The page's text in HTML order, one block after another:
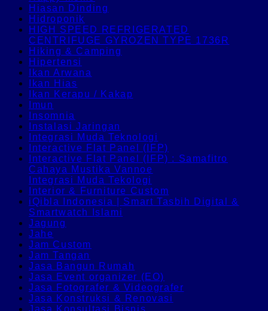
Hiasan Dinding
Hidroponik
HIGH SPEED REFRIGERATED
CENTRIFUGE GYROZEN TYPE 1736R
Hiking & Camping
Hipertensi
Ikan Arwana
Ikan Hias
Ikan Kerapu / Kakap
Imun
Insomnia
Instalasi Jaringan
Integrasi Muda Teknologi
Interactive Flat Panel (IFP)
Interactive Flat Panel (IFP) : Samafitro
Cahaya Mustika Vannoe
Integrasi Muda Tekologi
Interior & Furniture Custom
iQibla Indonesia | Smart Tasbih Digital &
Smartwatch Islami
Jagung
Jahe
Jam Custom
Jam Tangan
Jasa Bangun Rumah
Jasa Event organizer (EO)
Jasa Fotografer & Videografer
Jasa Konstruksi & Renovasi
Jasa Konsultasi Bisnis